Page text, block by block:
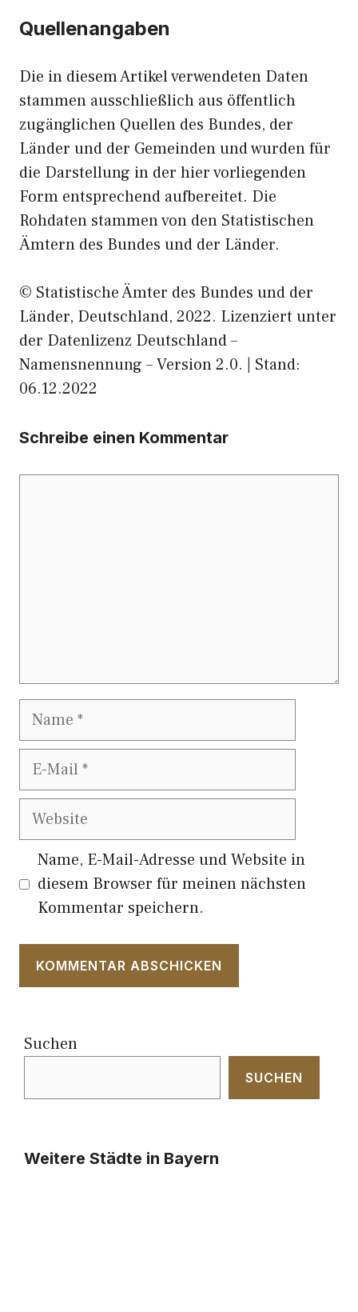
Quellenangaben
Die in diesem Artikel verwendeten Daten
stammen ausschließlich aus öffentlich
zugänglichen Quellen des Bundes, der
Länder und der Gemeinden und wurden für
die Darstellung in der hier vorliegenden
Form entsprechend aufbereitet. Die
Rohdaten stammen von den Statistischen
Ämtern des Bundes und der Länder.
© Statistische Ämter des Bundes und der
Länder, Deutschland, 2022. Lizenziert unter
der Datenlizenz Deutschland –
Namensnennung – Version 2.0. | Stand:
06.12.2022
Schreibe einen Kommentar
Name
E-
Website
Name, E-Mail-Adresse und Website in
diesem Browser für meinen nächsten
Kommentar speichern.
Suchen
SUCHEN
Weitere Städte in Bayern